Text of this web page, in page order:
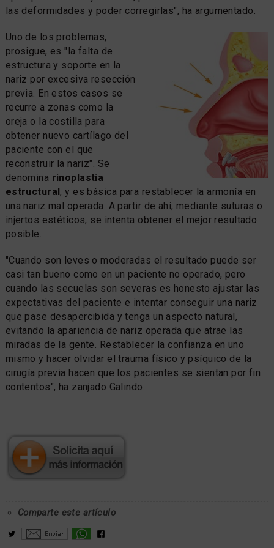
las deformidades y poder corregirlas", ha argumentado.
Uno de los problemas,
prosigue, es "la falta de
estructura y soporte en la
nariz por excesiva resección
previa. En estos casos se
recurre a zonas como la
oreja o la costilla para
obtener nuevo cartílago del
paciente con el que
reconstruir la nariz". Se
denomina rinoplastia
estructural, y es básica para restablecer la armonía en
una nariz mal operada. A partir de ahí, mediante suturas o
injertos estéticos, se intenta obtener el mejor resultado
posible.
"Cuando son leves o moderadas el resultado puede ser
casi tan bueno como en un paciente no operado, pero
cuando las secuelas son severas es honesto ajustar las
expectativas del paciente e intentar conseguir una nariz
que pase desapercibida y tenga un aspecto natural,
evitando la apariencia de nariz operada que atrae las
miradas de la gente. Restablecer la confianza en uno
mismo y hacer olvidar el trauma físico y psíquico de la
cirugía previa hacen que los pacientes se sientan por fin
contentos", ha zanjado Galindo.
Comparte este artículo